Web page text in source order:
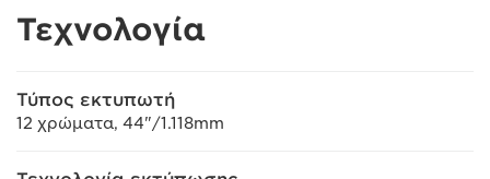
Τεχνολογία
Τύπος εκτυπωτή
12 χρώματα, 44"/1.118mm